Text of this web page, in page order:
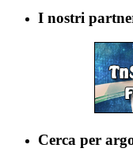
I nostri
Cerca per